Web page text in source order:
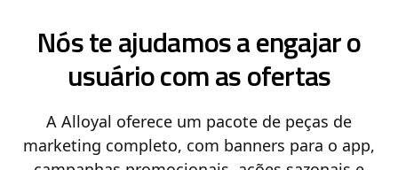
Nós te ajudamos a engajar o
usuário com as ofertas
A Alloyal oferece um pacote de peças de
marketing completo, com banners para o app,